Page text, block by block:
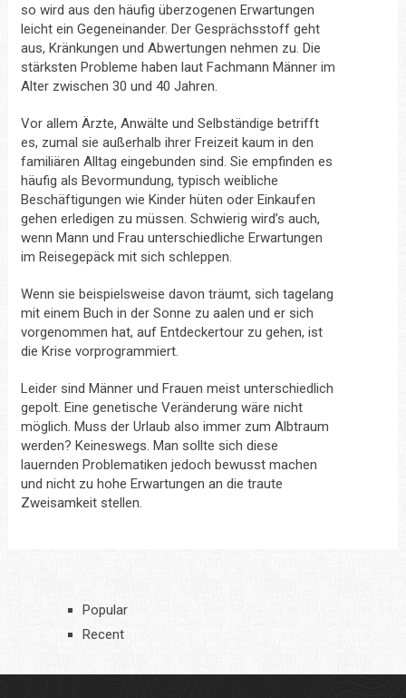
so wird aus den häufig überzogenen Erwartungen
leicht ein Gegeneinander. Der Gesprächsstoff geht
aus, Kränkungen und Abwertungen nehmen zu. Die
stärksten Probleme haben laut Fachmann Männer im
Alter zwischen 30 und 40 Jahren.
Vor allem Ärzte, Anwälte und Selbständige betrifft
es, zumal sie außerhalb ihrer Freizeit kaum in den
familiären Alltag eingebunden sind. Sie empfinden es
häufig als Bevormundung, typisch weibliche
Beschäftigungen wie Kinder hüten oder Einkaufen
gehen erledigen zu müssen. Schwierig wird’s auch,
wenn Mann und Frau unterschiedliche Erwartungen
im Reisegepäck mit sich schleppen.
Wenn sie beispielsweise davon träumt, sich tagelang
mit einem Buch in der Sonne zu aalen und er sich
vorgenommen hat, auf Entdeckertour zu gehen, ist
die Krise vorprogrammiert.
Leider sind Männer und Frauen meist unterschiedlich
gepolt. Eine genetische Veränderung wäre nicht
möglich. Muss der Urlaub also immer zum Albtraum
werden? Keineswegs. Man sollte sich diese
lauernden Problematiken jedoch bewusst machen
und nicht zu hohe Erwartungen an die traute
Zweisamkeit stellen.
Popular
Recent